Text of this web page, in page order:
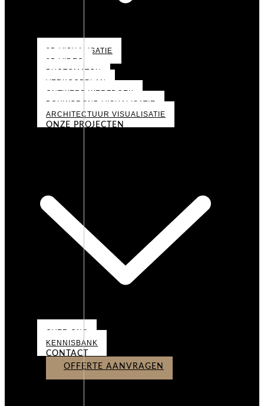
3D VISUALISATIE
3D VIDEO
PHOTOMATCH
VERKOOPPLAN
ONTWERP WERFDOEK
BOUWGROND VISUALISATIE
ARCHITECTUUR VISUALISATIE
ONZE PROJECTEN
OVER ONS
KENNISBANK
CONTACT
OFFERTE AANVRAGEN